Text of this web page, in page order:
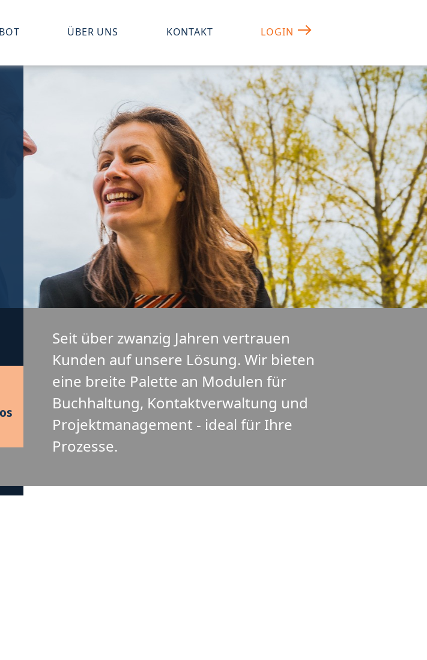
ÜBER UNS KONTAKT LOGIN
Seit über zwanzig Jahren vertrauen
Kunden auf unsere Lösung. Wir bieten
eine breite Palette an Modulen für
Buchhaltung, Kontaktverwaltung und
Projektmanagement - ideal für Ihre
Prozesse.